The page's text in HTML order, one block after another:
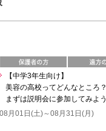
【中学3年生向け】
美容の高校ってどんなところ
まずは説明会に参加してみよ
08月01日(土)～08月31日(月)